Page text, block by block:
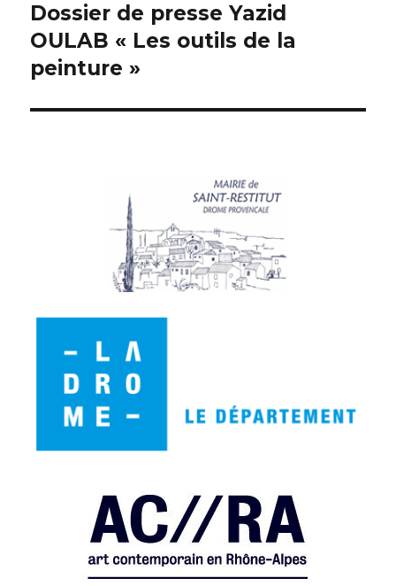
Dossier de presse Yazid
OULAB « Les outils de la
peinture »